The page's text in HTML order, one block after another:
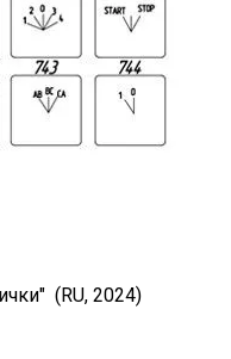
(RU, 2024)